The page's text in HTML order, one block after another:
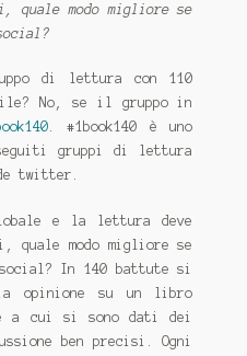
modo migliore se
di lettura con 110
No, se il gruppo in
. #1book140 è uno
gruppi di lettura
twitter.
e la lettura deve
modo migliore se
In 140 battute si
opinione su un libro
a cui si sono dati dei
ben precisi. Ogni